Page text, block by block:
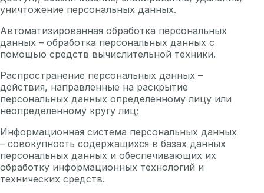
уничтожение персональных данных.
Автоматизированная обработка персональных
данных – обработка персональных данных с
помощью средств вычислительной техники.
Распространение персональных данных –
действия, направленные на раскрытие
персональных данных определенному лицу или
неопределенному кругу лиц;
Информационная система персональных данных
– совокупность содержащихся в базах данных
персональных данных и обеспечивающих их
обработку информационных технологий и
технических средств.